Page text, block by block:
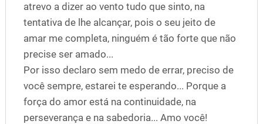
atrevo a dizer ao vento tudo que sinto, na
tentativa de lhe alcançar, pois o seu jeito de
amar me completa, ninguém é tão forte que não
precise ser amado...
Por isso declaro sem medo de errar, preciso de
você sempre, estarei te esperando... Porque a
força do amor está na continuidade, na
perseverança e na sabedoria... Amo você!